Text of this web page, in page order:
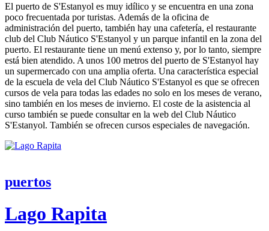
El puerto de S'Estanyol es muy idílico y se encuentra en una zona
poco frecuentada por turistas. Además de la oficina de
administración del puerto, también hay una cafetería, el restaurante
club del Club Náutico S'Estanyol y un parque infantil en la zona del
puerto. El restaurante tiene un menú extenso y, por lo tanto, siempre
está bien atendido. A unos 100 metros del puerto de S'Estanyol hay
un supermercado con una amplia oferta. Una característica especial
de la escuela de vela del Club Náutico S'Estanyol es que se ofrecen
cursos de vela para todas las edades no solo en los meses de verano,
sino también en los meses de invierno. El coste de la asistencia al
curso también se puede consultar en la web del Club Náutico
S'Estanyol. También se ofrecen cursos especiales de navegación.
puertos
Lago Rapita